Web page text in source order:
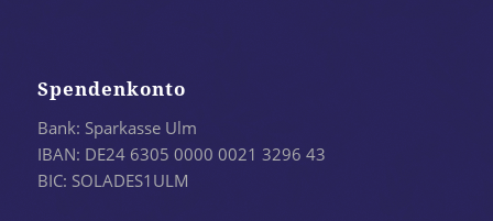
Spendenkonto
Bank: Sparkasse Ulm
IBAN: DE24 6305 0000 0021 3296 43
BIC: SOLADES1ULM